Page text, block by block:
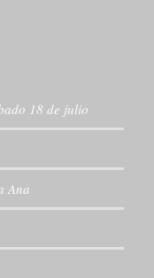
18 de julio
Ana